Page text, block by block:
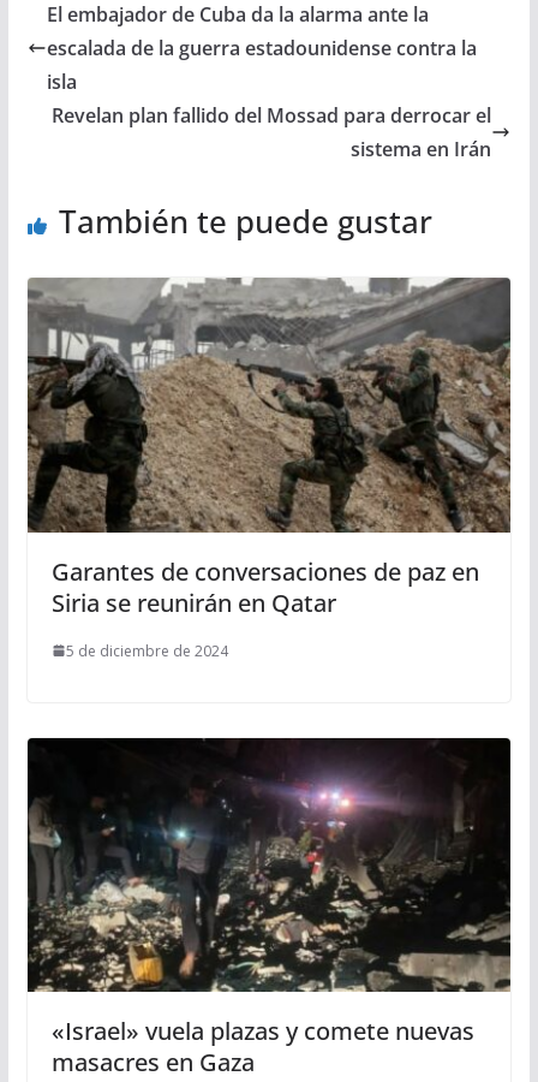
El embajador de Cuba da la alarma ante la
escalada de la guerra estadounidense contra la
isla
Revelan plan fallido del Mossad para derrocar el
sistema en Irán
También te puede gustar
Garantes de conversaciones de paz en
Siria se reunirán en Qatar
5 de diciembre de 2024
«Israel» vuela plazas y comete nuevas
masacres en Gaza